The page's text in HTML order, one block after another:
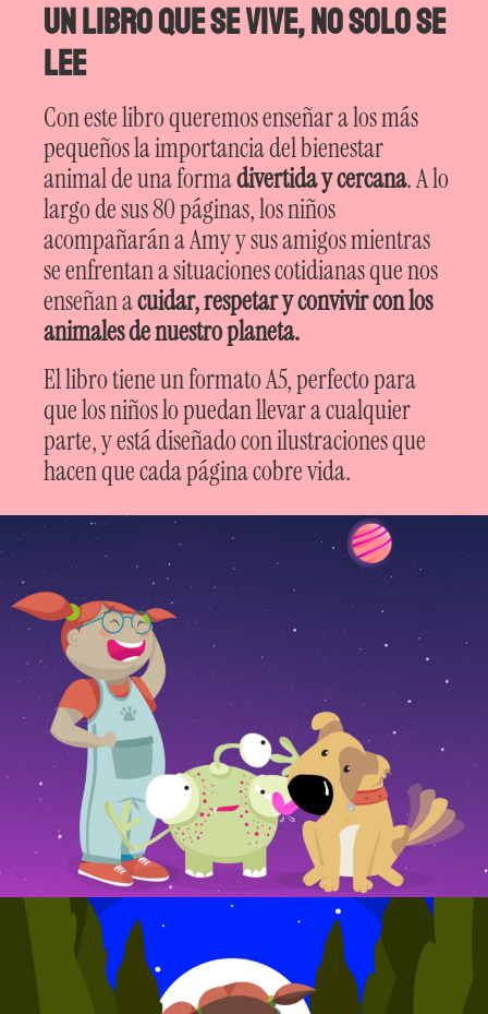
Un libro que se vive, no solo se
lee
Con este libro queremos enseñar a los más
pequeños la importancia del bienestar
animal de una formadivertida y cercana. A lo
largo de sus 80 páginas, los niños
acompañarán a Amy y sus amigos mientras
se enfrentan a situaciones cotidianas que nos
enseñan acuidar, respetar y convivir con los
animales de nuestro planeta.
El libro tiene un formato A5, perfecto para
que los niños lo puedan llevar a cualquier
parte, y está diseñado con ilustraciones que
hacen que cada página cobre vida.